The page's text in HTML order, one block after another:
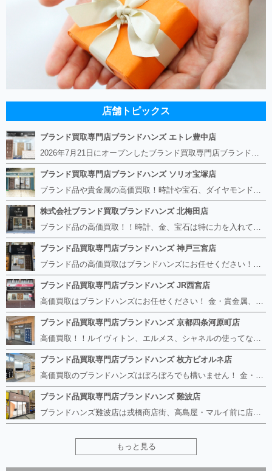
店舗トピックス
ブランド買取専門店ブランドハンズ エトレ豊中店
2026年7月21日にオープンしたブランド買取専門店ブランドハンズ エトレ豊中店です。 阪急豊中駅直結のショッピングモール エトレとよなかの１階に店舗がございます。 金・貴金属、ブランド品、時計、宝石などその他ブランド食器や美容機器、ブランド香水や化粧品などの取り扱いもございます。 熟練の鑑定士が親切・丁寧に接客、査定をさせていただきます。 査定だけでもOK。お気軽にご来店下さいませ！
ブランド買取専門店ブランドハンズ ソリオ宝塚店
ブランド品や貴金属の高価買取！時計や宝石、ダイヤモンドなど家に眠っているものがあったら捨てる前にブランドハンズへお越しください。 査定料は無料、お値段が付くものかお調べいたします！ 宅配買取もありますので使っていない古いルイヴィトンのバッグや財布、壊れているオメガの時計、千切れている金のネックレスや指輪、小型家電も取り扱っておりますのでお気軽にご利用下さい☆ その他ブランド食器、銀シルバー製品、美容機器、脱毛器、スマホなど幅広く取り扱っております！
株式会社ブランド買取ブランドハンズ 北梅田店
ブランド品の高価買取！！時計、金、宝石は特に力を入れています！ ルイヴィトン、シャネル、ロレックス、エルメスはもちろん、グッチ、プラダ、セリーヌ、フェンディなどなど、 その他ブランド食器、銀シルバー製品、美容機器、脱毛器、スマホなど幅広く取り扱っているので まずは無料査定にお越しください！ 手数料は全て無料！全国対応の宅配買取も行っておりますのでお気軽にご連絡下さい！
ブランド品買取専門店ブランドハンズ 神戸三宮店
ブランド品の高価買取はブランドハンズにお任せください！！ 高騰し続けている金・貴金属はもちろん、ルイヴィトン、エルメス、シャネル、ロレックスは特に力を入れております。 その他ブランド食器、銀シルバー製品、美容機器、脱毛器、スマホなど幅広く取り扱っております！ 鑑定士は経験豊富で親切丁寧な対応を心がけております。 鑑定書がないものでもしっかり見させて頂きます。
ブランド品買取専門店ブランドハンズ JR西宮店
高価買取はブランドハンズにお任せください！ 金・貴金属、ルイヴィトン、エルメス、シャネル、ロレックスは特に力を入れておりますが、 他店で断られたボロボロになったバッグや財布、壊れたブランド品、時計、千切れた貴金属もお買取り可能です。 経験豊富な鑑定士が宝石やダイヤモンドの鑑定書がないものでもしっかり見させて頂きます。 その他ブランド食器、銀シルバー製品、美容機器、脱毛器、スマホなど幅広く取り扱っております！ 是非お気軽にお越しください。
ブランド品買取専門店ブランドハンズ 京都四条河原町店
高価買取！！ルイヴィトン、エルメス、シャネルの使ってないものなど ブランドハンズならボロボロでも構いません。 他店に断られたものも当店ならお買取り可能です！ ロレックスやフェンディ、グッチも大歓迎です！ ブランド品や貴金属、時計、宝石、ダイヤモンドは特に高価買取ですのでお査定だけでもお待ちしております。
ブランド品買取専門店ブランドハンズ 枚方ビオルネ店
高価買取のブランドハンズはぼろぼろでも構いません！ 金・貴金属、ルイヴィトンやエルメス、シャネルの使ってないものはございませんか？ 他店に断られたものも当店ならお買取り可能です！ ロレックスやフェンディ、グッチも大歓迎！ ブランド品や貴金属、時計、宝石、ダイヤモンドは特に高価買取ですがブランド食器、スマホ、美容機器、銀製品など幅広く取り扱っております。
ブランド品買取専門店ブランドハンズ 難波店
ブランドハンズ難波店は戎橋商店街、高島屋・マルイ前に店舗があります！ ボロボロのルイヴィトン、エルメス、シャネルも高価買取！！ ぼろぼろのものでもブランドハンズなら高くお買取り致します！ ブランド香水や化粧品、動かない時計、ロレックスは特に高価買取です。 貴金属や宝石、ダイヤモンドの鑑定書がないものでもしっかり見させて頂きます。 是非お気軽にお越しください。
もっと見る